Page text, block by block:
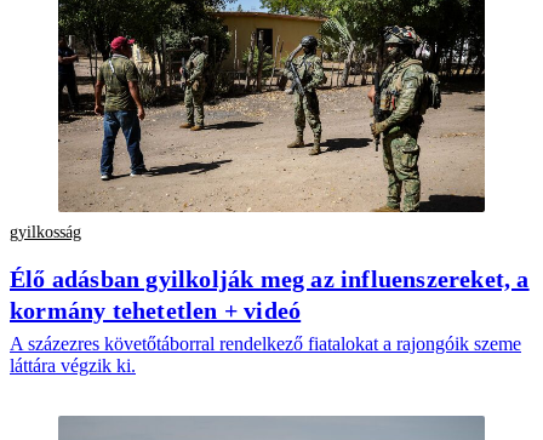
gyilkosság
Élő adásban gyilkolják meg az influenszereket, a
kormány tehetetlen + videó
A százezres követőtáborral rendelkező fiatalokat a rajongóik szeme
láttára végzik ki.